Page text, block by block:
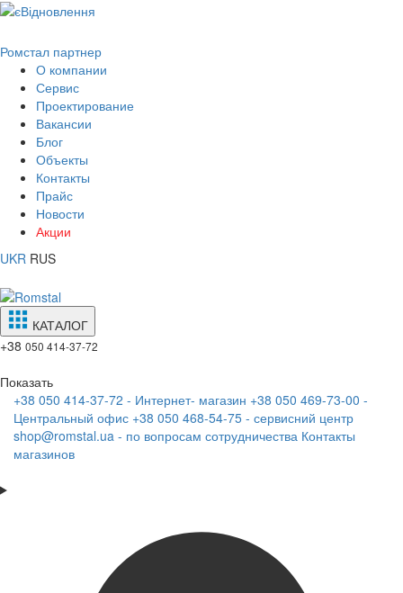
Ромстал партнер
О компании
Сервис
Проектирование
Вакансии
Блог
Объекты
Контакты
Прайс
Новости
Акции
UKR RUS
КАТАЛОГ
+38 050 414-37-72
Показать
+38 050 414-37-72 - Интернет- магазин +38 050 469-73-00 -
Центральный офис +38 050 468-54-75 - сервисний центр
shop@romstal.ua - по вопросам сотрудничества Контакты
магазинов